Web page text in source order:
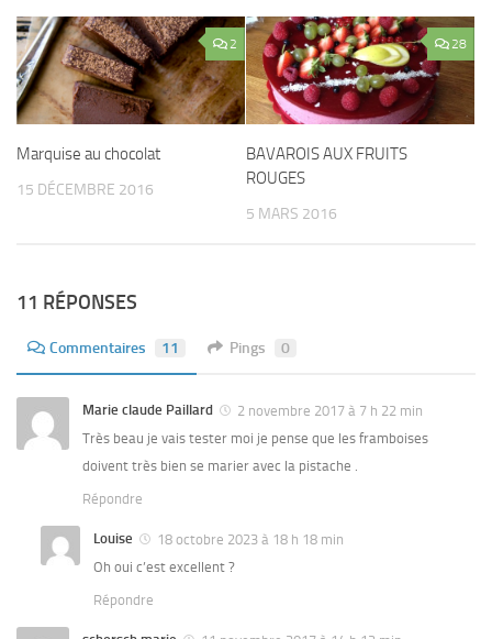
2
Marquise au chocolat
15 DÉCEMBRE 2016
28
BAVAROIS AUX FRUITS
ROUGES
5 MARS 2016
11 RÉPONSES
Commentaires 11 Pings 0
Marie claude Paillard
2 novembre 2017 à 7 h 22 min
Très beau je vais tester moi je pense que les framboises
doivent très bien se marier avec la pistache .
Répondre
Louise
18 octobre 2023 à 18 h 18 min
Oh oui c’est excellent ?
Répondre